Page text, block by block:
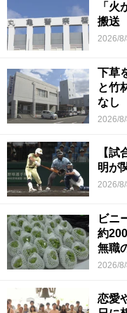
「
搬送
2026/
下草
と竹
なし
2026/
【
明が
2026/
ビニ
約
無職
2026/
恋愛